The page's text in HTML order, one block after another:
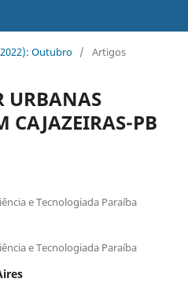
Outubro / Artigos
URBANAS
CAJAZEIRAS-PB
e Tecnologiada Paraíba
e Tecnologiada Paraíba